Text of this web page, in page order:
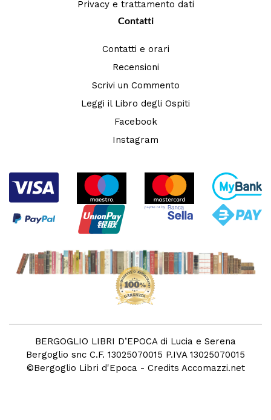
Privacy e trattamento dati
Contatti
Contatti e orari
Recensioni
Scrivi un Commento
Leggi il Libro degli Ospiti
Facebook
Instagram
BERGOGLIO LIBRI D’EPOCA di Lucia e Serena
Bergoglio snc C.F. 13025070015 P.IVA 13025070015
©Bergoglio Libri d'Epoca - Credits Accomazzi.net